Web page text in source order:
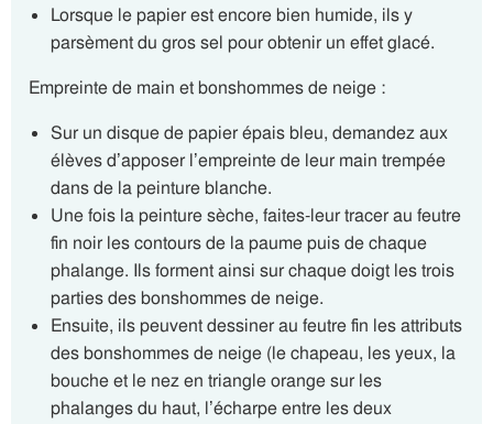
Lorsque le papier est encore bien humide, ils y
parsèment du gros sel pour obtenir un effet glacé.
Empreinte de main et bonshommes de neige :
Sur un disque de papier épais bleu, demandez aux
élèves d’apposer l’empreinte de leur main trempée
dans de la peinture blanche.
Une fois la peinture sèche, faites-leur tracer au feutre
fin noir les contours de la paume puis de chaque
phalange. Ils forment ainsi sur chaque doigt les trois
parties des bonshommes de neige.
Ensuite, ils peuvent dessiner au feutre fin les attributs
des bonshommes de neige (le chapeau, les yeux, la
bouche et le nez en triangle orange sur les
phalanges du haut, l’écharpe entre les deux